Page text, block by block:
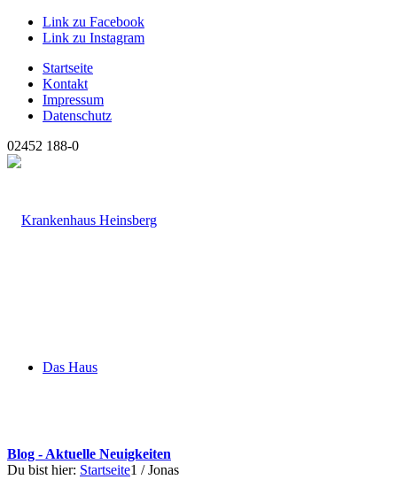
Link zu Facebook
Link zu Instagram
Startseite
Kontakt
Impressum
Datenschutz
02452 188-0
Das Haus
Blog - Aktuelle Neuigkeiten
Du bist hier: Startseite1 / Jonas